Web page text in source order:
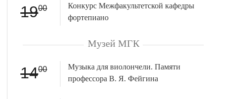
1900
Конкурс Межфакультетской кафедры
фортепиано
Музей МГК
1400
Музыка для виолончели. Памяти
профессора В. Я. Фейгина